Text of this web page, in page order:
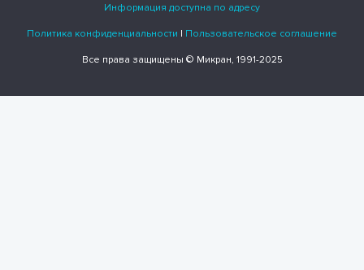
Информация доступна по адресу
Политика конфиденциальности | Пользовательское соглашение
Все права защищены © Микран, 1991-2025